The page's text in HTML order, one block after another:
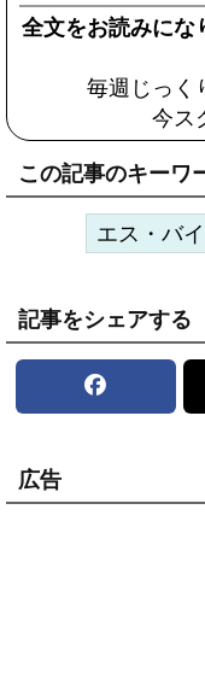
全文をお読みにな
毎週じっく
今ス
この記事のキーワ
エス・バ
記事をシェアする
広告